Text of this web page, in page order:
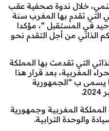
خلال ندوة صحفية عقب
التي تقدم بها المغرب سنة
في المستقبل “، مؤكدا
الذاتي من أجل التقدم نحو
التي تقدمت بها المملكة
المغربية، بعد قرار هذا
يسمى ب “الجمهورية
المغربية وجمهورية
والوحدة الترابية.